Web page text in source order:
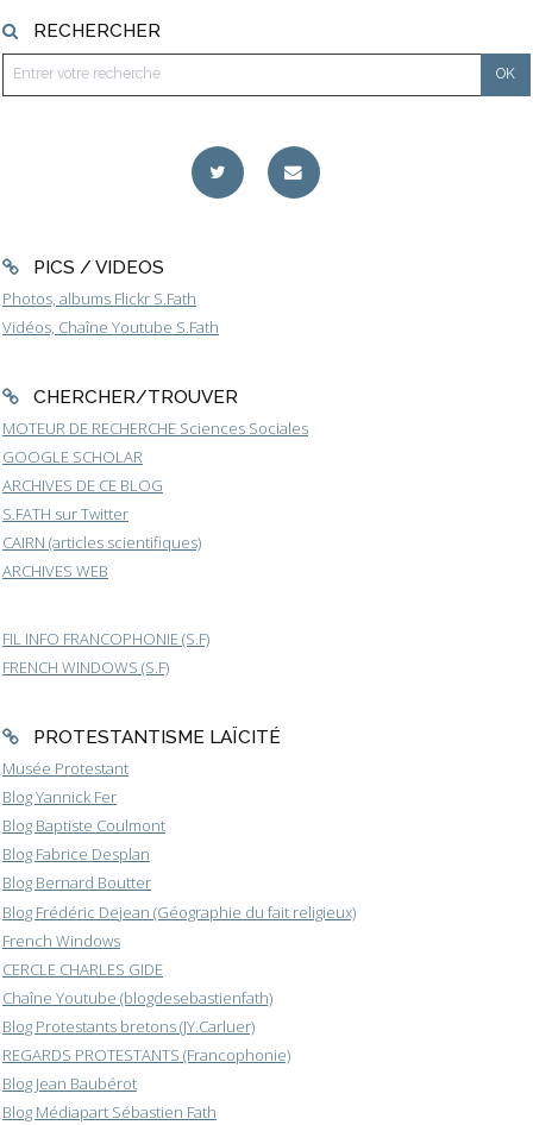
RECHERCHER
PICS / VIDEOS
Photos, albums Flickr S.Fath
Vidéos, Chaîne Youtube S.Fath
CHERCHER/TROUVER
MOTEUR DE RECHERCHE Sciences Sociales
GOOGLE SCHOLAR
ARCHIVES DE CE BLOG
S.FATH sur Twitter
CAIRN (articles scientifiques)
ARCHIVES WEB
FIL INFO FRANCOPHONIE (S.F)
FRENCH WINDOWS (S.F)
PROTESTANTISME LAÏCITÉ
Musée Protestant
Blog Yannick Fer
Blog Baptiste Coulmont
Blog Fabrice Desplan
Blog Bernard Boutter
Blog Frédéric Dejean (Géographie du fait religieux)
French Windows
CERCLE CHARLES GIDE
Chaîne Youtube (blogdesebastienfath)
Blog Protestants bretons (JY.Carluer)
REGARDS PROTESTANTS (Francophonie)
Blog Jean Baubérot
Blog Médiapart Sébastien Fath